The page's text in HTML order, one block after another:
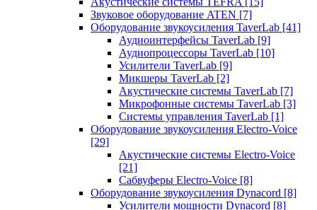
Звуковое оборудование ATEN [7]
Оборудование звукоусиления TaverLab [41]
Аудиоинтерфейсы TaverLab [9]
Аудиопроцессоры TaverLab [10]
Усилители TaverLab [9]
Микшеры TaverLab [2]
Акустические системы TaverLab [7]
Микрофонные системы TaverLab [3]
Системы управления TaverLab [1]
Оборудование звукоусиления Electro-Voice
[29]
Акустические системы Electro-Voice
[21]
Сабвуферы Electro-Voice [8]
Оборудование звукоусиления Dynacord [8]
Усилители мощности Dynacord [8]